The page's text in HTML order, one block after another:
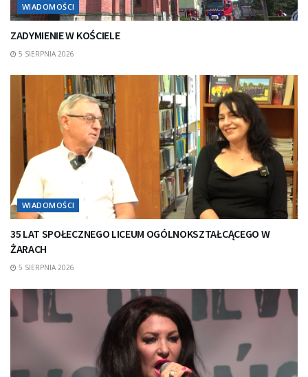
WIADOMOŚCI
ZADYMIENIE W KOŚCIELE
5 SIERPNIA 2026
WIADOMOŚCI
35 LAT SPOŁECZNEGO LICEUM OGÓLNOKSZTAŁCĄCEGO W
ŻARACH
5 SIERPNIA 2026